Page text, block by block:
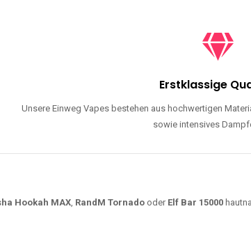
Erstklassige
Unsere Einweg Vapes bestehen aus hochwertigen
sowie intensives
Hookah MAX, RandM Tornado oder Elf Bar 15000